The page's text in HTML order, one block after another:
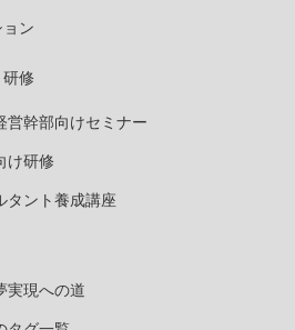
ョン
修
営幹部向けセミナー
け研修
タント養成講座
実現への道